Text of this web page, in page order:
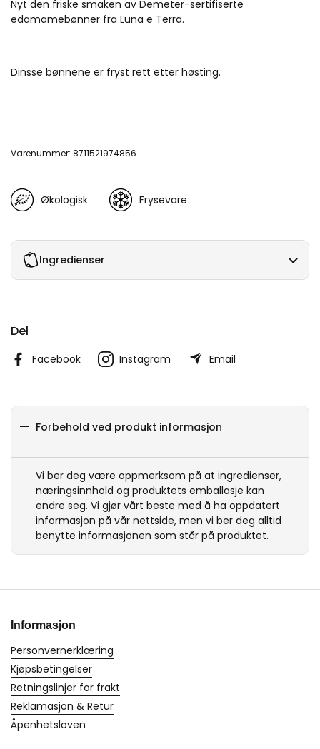
Nyt den friske smaken av Demeter-sertifiserte
edamamebønner fra Luna e Terra.
Dinsse bønnene er fryst rett etter høsting.
Varenummer: 8711521974856
Økologisk Frysevare
Ingredienser
Del
Facebook Instagram Email
Forbehold ved produkt informasjon
Vi ber deg være oppmerksom på at ingredienser,
næringsinnhold og produktets emballasje kan
endre seg. Vi gjør vårt beste med å ha oppdatert
informasjon på vår nettside, men vi ber deg alltid
benytte informasjonen som står på produktet.
Informasjon
Personvernerklæring
Kjøpsbetingelser
Retningslinjer for frakt
Reklamasjon & Retur
Åpenhetsloven